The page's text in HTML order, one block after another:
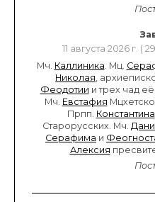
11 августа 2026 г. (
Мч. Каллиника. Мц.
Николая,
Феодотии и трех чад
Мч. Евстафия
Прпп. Константина
Старорусских. Мч.
Серафима и
Алексия